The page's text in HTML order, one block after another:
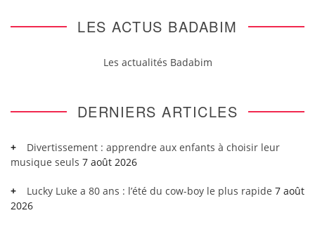
LES ACTUS BADABIM
Les actualités Badabim
DERNIERS ARTICLES
Divertissement : apprendre aux enfants à choisir leur
musique seuls 7 août 2026
Lucky Luke a 80 ans : l’été du cow-boy le plus rapide 7 août
2026